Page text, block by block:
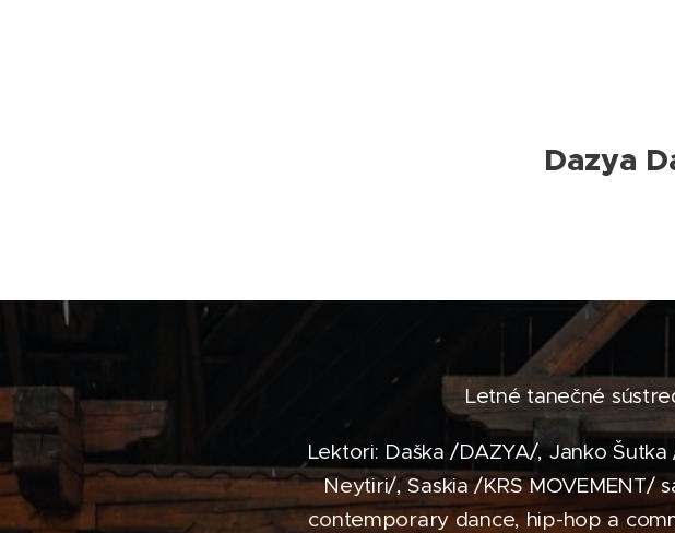
Dazya
Letné tanečné
Lektori: Daška /DAZYA/, Janko Šutka
Neytiri/, Saskia /KRS MOVEMENT/
contemporary dance, hip-hop a